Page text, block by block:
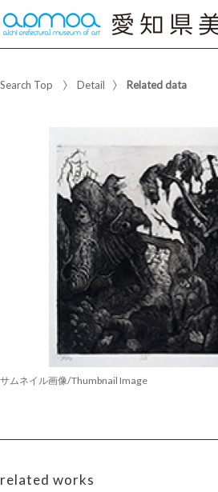
Search Top Detail Related data
サムネイル画像/Thumbnail Image
related works